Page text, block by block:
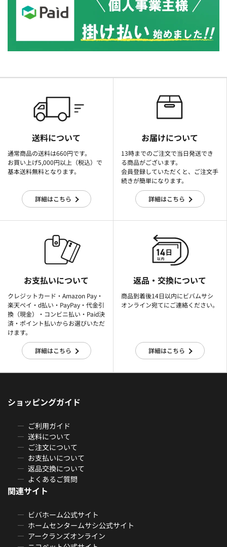
送料について
通常商品の送料は660円です。
お買い上げ5,000円以上（税込）で
基本送料無料となります。
詳細はこちら
お届けについて
13時までのご注文で当日発送でき
る商品がございます。
会員登録していただくと、ご注文手
続きが簡単になります。
詳細はこちら
お支払いについて
クレジットカード・Amazon Pay・
楽天ぺイ・d払い・PayPay・代金引
換（現金）・コンビニ払い・Paid決
済・ポイント払いからお選びいただ
けます。
詳細はこちら
返品・交換について
商品到着後14日以内にビバムサシ
オンライン宛てにご連絡ください。
詳細はこちら
ショッピングガイド
ご利用ガイド
送料について
ご注文について
お支払いについて
返品交換について
よくあるご質問
関連サイト
ビバホーム公式サイト
ホームセンタームサシ公式サイト
アークランズオンライン